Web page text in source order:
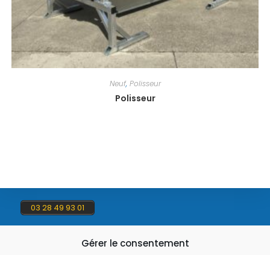
Gérer le consentement
Neuf, Polisseur
Polisseur
03 28 49 93 01